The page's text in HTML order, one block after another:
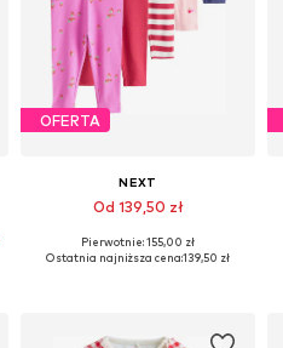
OFERTA
NEXT
Od 139,50 zł
Dostępne w różnych rozmiarach
Pierwotnie: 155,00 zł
Ostatnia najniższa cena:139,50 zł